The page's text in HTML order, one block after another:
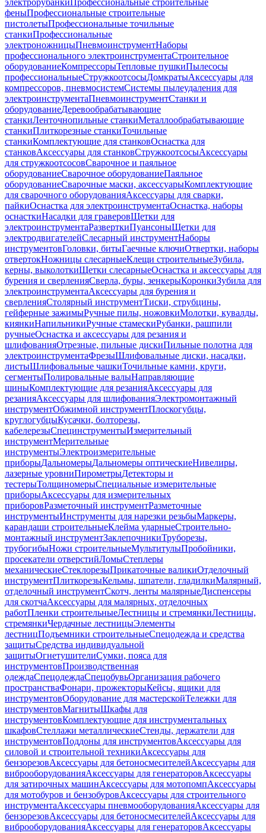
электрорубанкиПрофессиональные строительные
феныПрофессиональные строительные
пистолетыПрофессиональные точильные
станкиПрофессиональные
электроножницыПневмоинструментНаборы
профессионального электроинструментаСтроительное
оборудованиеКомпрессорыТепловые пушкиПылесосы
профессиональныеСтружкоотсосыДомкратыАксессуары для
компрессоров, пневмосистемСистемы пылеудаления для
электроинструментаПневмоинструментСтанки и
оборудованиеДеревообрабатывающие
станкиЛенточнопильные станкиМеталлообрабатывающие
станкиПлиткорезные станкиТочильные
станкиКомплектующие для станковОснастка для
станковАксессуары для станковСтружкоотсосыАксессуары
для стружкоотсосовСварочное и паяльное
оборудованиеСварочное оборудованиеПаяльное
оборудованиеСварочные маски, аксессуарыКомплектующие
для сварочного оборудованияАксессуары для сварки,
пайкиОснастка для электроинструментаОснастка, наборы
оснасткиНасадки для граверовЩетки для
электроинструментаРазверткиПуансоныЩетки для
электродвигателейСлесарный инструментНаборы
инструментовГоловки, битыГаечные ключиОтвертки, наборы
отвертокНожницы слесарныеКлещи строительныеЗубила,
керны, выколоткиЩетки слесарныеОснастка и аксессуары для
бурения и сверленияСверла, буры, зенкерыКоронкиЗубила для
электроинструментаАксессуары для бурения и
сверленияСтолярный инструментТиски, струбцины,
гейферные зажимыРучные пилы, ножовкиМолотки, кувалды,
киянкиНапильникиРучные стамескиРубанки, рашпили
ручныеОснастка и аксессуары для резания и
шлифованияОтрезные, пильные дискиПильные полотна для
электроинструментаФрезыШлифовальные диски, насадки,
листыШлифовальные чашкиТочильные камни, круги,
сегментыПолировальные валыНаправляющие
шиныКомплектующие для резанияАксессуары для
резанияАксессуары для шлифованияЭлектромонтажный
инструментОбжимной инструментПлоскогубцы,
круглогубцыКусачки, болторезы,
кабелерезыСпецинструментыИзмерительный
инструментМерительные
инструментыЭлектроизмерительные
приборыДальномерыДальномеры оптическиеНивелиры,
лазерные уровниПирометрыДетекторы и
тестерыТолщиномерыСпециальные измерительные
приборыАксессуары для измерительных
приборовРазметочный инструментРазметочные
инструментыИнструменты для нарезки резьбыМаркеры,
карандаши строительныеКлейма ударныеСтроительно-
монтажный инструментЗаклепочникиТруборезы,
трубогибыНожи строительныеМультитулыПробойники,
просекатели отверстийЛомыСтеплеры
механическиеСтеклорезыПрикаточные валикиОтделочный
инструментПлиткорезыКельмы, шпатели, гладилкиМалярный,
отделочный инструментСкотч, ленты малярныеДиспенсеры
для скотчаАксессуары для малярных, отделочных
работПленки строительныеЛестницы и стремянкиЛестницы,
стремянкиЧердачные лестницыЭлементы
лестницПодъемники строительныеСпецодежда и средства
защитыСредства индивидуальной
защитыОгнетушителиСумки, пояса для
инструментовПроизводственная
одеждаСпецодеждаСпецобувьОрганизация рабочего
пространстваФонари, прожекторыКейсы, ящики для
инструментовОборудование для мастерскойТележки для
инструментовМагнитыШкафы для
инструментовКомплектующие для инструментальных
шкафовСтеллажи металлическиеСтенды, держатели для
инструментовПоддоны для инструментовАксессуары для
силовой и строительной техникиАксессуары для
бензорезовАксессуары для бетоносмесителейАксессуары для
виброоборудованияАксессуары для генераторовАксессуары
для затирочных машинАксессуары для мотопомпАксессуары
для мотобуров и бензобуровАксессуары для строительного
инструментаАксессуары пневмооборудованияАксессуары для
бензорезовАксессуары для бетоносмесителейАксессуары для
виброоборудованияАксессуары для генераторовАксессуары